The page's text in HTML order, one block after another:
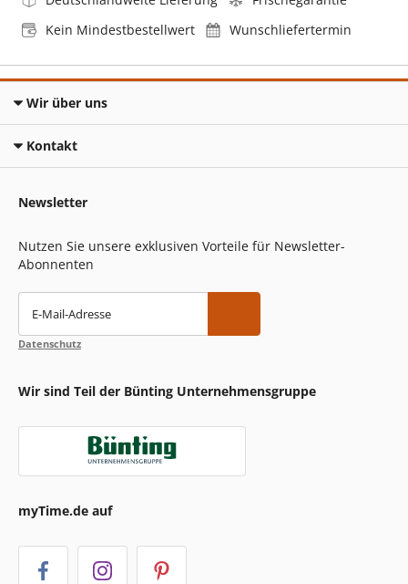
Kein Mindestbestellwert
Wunschliefertermin
Wir über uns
Kontakt
Newsletter
Nutzen Sie unsere exklusiven Vorteile für Newsletter-
Abonnenten
E-Mail-Adresse
Datenschutz
Wir sind Teil der Bünting Unternehmensgruppe
myTime.de auf